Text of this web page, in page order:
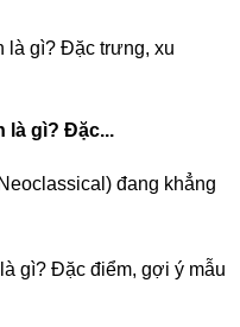
là gì? Đặc...
đang khẳng